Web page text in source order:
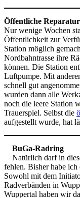
Öffentliche
Nur wenige Wochen
Öffentlichkeit zur
Station möglich
Nordbahntrasse ihre
können. Die Station
Luftpumpe. Mit
schnell gut
wurden dann alle
noch die leere Station
Trauerspiel. Selbst die
aufgestellt wurde, hat
BuGa-Radring
Natürlich darf in
fehlen. Bisher habe
Sowohl mit dem
Radverbänden in
Wuppertal haben wir